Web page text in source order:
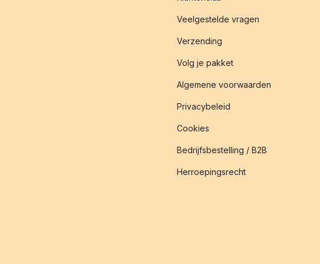
Veelgestelde vragen
Verzending
Volg je pakket
Algemene voorwaarden
Privacybeleid
Cookies
Bedrijfsbestelling / B2B
Herroepingsrecht